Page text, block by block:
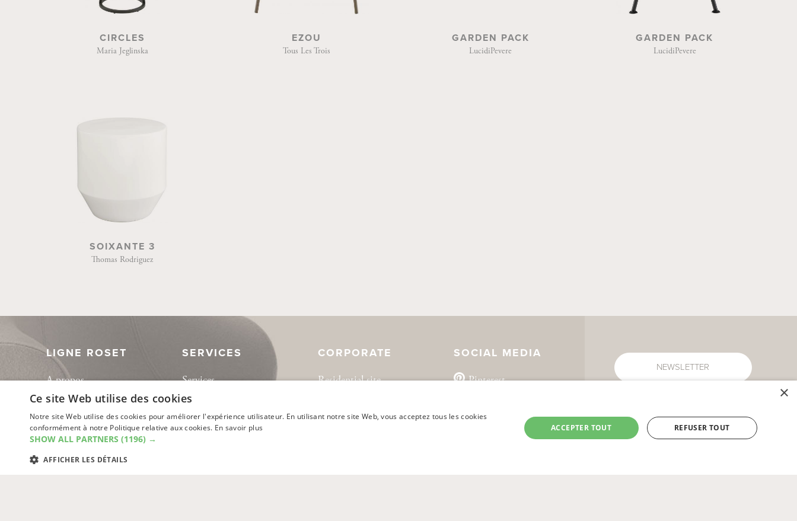
CIRCLES
Maria Jeglinska
EZOU
Tous Les Trois
GARDEN PACK
LucidiPevere
GARDEN PACK
LucidiPevere
SOIXANTE 3
Thomas Rodriguez
LIGNE ROSET
A propos
Ligne Roset Contract dans le
Mentions légales
Actualités
Podcast Espèces d’espaces
SERVICES
Services
Inspiration
CORPORATE
Residential site
SOCIAL MEDIA
Pinterest
NEWSLETTER
×
Ce site Web utilise des cookies
Notre site Web utilise des cookies pour améliorer l'expérience utilisateur. En utilisant notre site Web, vous acceptez tous les cookies
conformément à notre Politique relative aux cookies. En savoir plus
SHOW ALL PARTNERS (1196) →
AFFICHER LES DÉTAILS
ACCEPTER TOUT REFUSER TOUT